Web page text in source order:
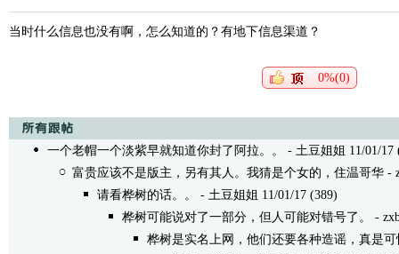
当时什么信息也没有啊，怎么知道的？有地下信息渠道？
0%(0)
一个老帽一个淡紫早就知道你封了阿拉。。
- 土豆姐姐 11/01/17
富贵应该不是版主，另有其人。我猜是个女的，住温哥华 -
请看桦树的话。。
- 土豆姐姐 11/01/17 (389)
桦树可能说对了一部分，但人可能对错号了。
-
桦树是实名上网，他们还要各种造谣，真是